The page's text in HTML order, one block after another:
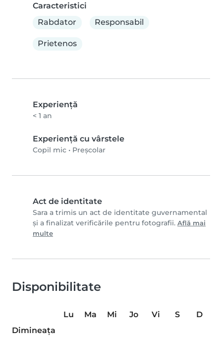
Caracteristici
Rabdator
Responsabil
Prietenos
Experienţă
< 1 an
Experiență cu vârstele
Copil mic • Preșcolar
Act de identitate
Sara a trimis un act de identitate guvernamental
și a finalizat verificările pentru fotografii. Află mai
multe
Disponibilitate
Lu Ma Mi Jo Vi S
D
Dimineaţa